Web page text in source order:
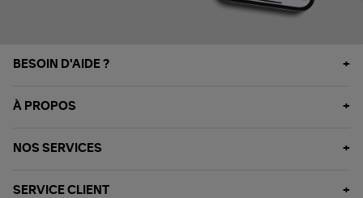
BESOIN D'AIDE ?
À PROPOS
NOS SERVICES
SERVICE CLIENT